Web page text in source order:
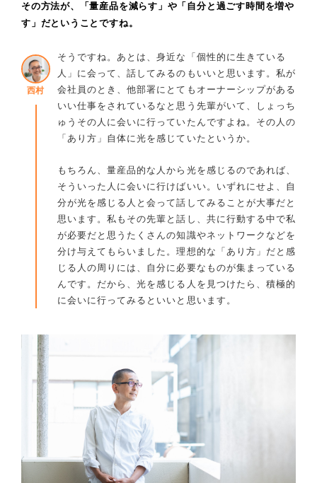
その方法が、「量産品を減らす」や「自分と過ごす時間を増や
す」だということですね。
西村
そうですね。あとは、身近な「個性的に生きている
人」に会って、話してみるのもいいと思います。私が
会社員のとき、他部署にとてもオーナーシップがある
いい仕事をされているなと思う先輩がいて、しょっち
ゅうその人に会いに行っていたんですよね。その人の
「あり方」自体に光を感じていたというか。
もちろん、量産品的な人から光を感じるのであれば、
そういった人に会いに行けばいい。いずれにせよ、自
分が光を感じる人と会って話してみることが大事だと
思います。私もその先輩と話し、共に行動する中で私
が必要だと思うたくさんの知識やネットワークなどを
分け与えてもらいました。理想的な「あり方」だと感
じる人の周りには、自分に必要なものが集まっている
んです。だから、光を感じる人を見つけたら、積極的
に会いに行ってみるといいと思います。